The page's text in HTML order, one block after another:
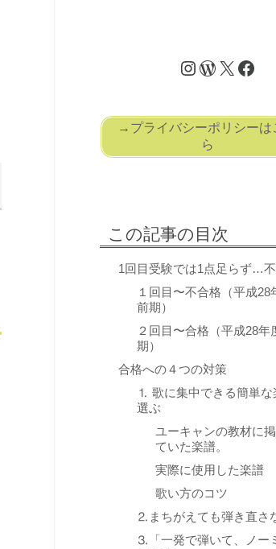
→プライバシーポリシーは
ら
この記事の目次
1回目受験では1点足らず…
１回目〜不合格（平成28
前期）
２回目〜合格（平成28年
期）
合格への４つの対策
⒈ 歌に集中できる簡単な
選ぶ
ユーキャンの教材に
ていた楽譜。
実際に使用した楽譜
歌い方のコツ
⒉まちがえても弾き直さ
⒊「一発で弾いて、ノー